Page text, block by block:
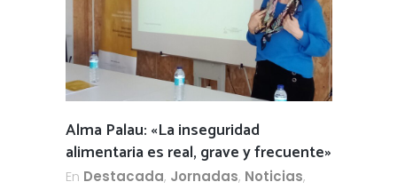
Alma Palau: «La inseguridad
alimentaria es real, grave y frecuente»
En Destacada, Jornadas, Noticias,